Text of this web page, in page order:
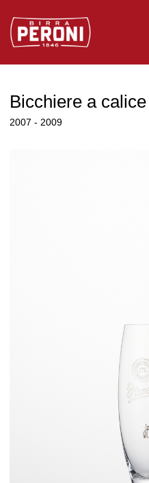
Logo Birra Peroni
Bicchiere a
2007 - 2009